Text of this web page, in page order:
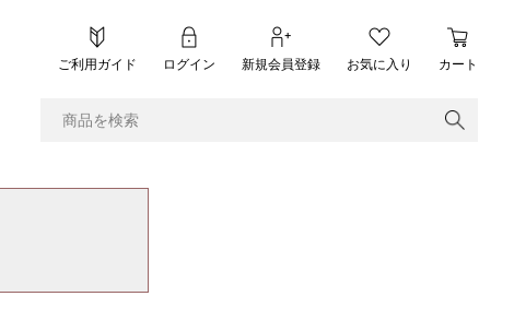
ご利用ガイド ログイン 新規会員登録 お気に入り カート